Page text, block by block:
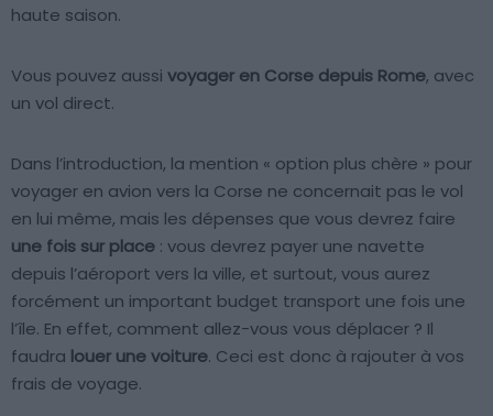
haute saison.
Vous pouvez aussi voyager en Corse depuis Rome, avec
un vol direct.
Dans l’introduction, la mention « option plus chère » pour
voyager en avion vers la Corse ne concernait pas le vol
en lui même, mais les dépenses que vous devrez faire
une fois sur place : vous devrez payer une navette
depuis l’aéroport vers la ville, et surtout, vous aurez
forcément un important budget transport une fois une
l’île. En effet, comment allez-vous vous déplacer ? Il
faudra louer une voiture. Ceci est donc à rajouter à vos
frais de voyage.